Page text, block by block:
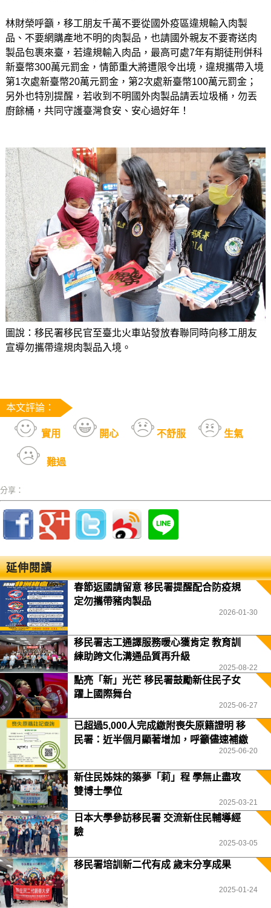
林財榮呼籲，移工朋友千萬不要從國外疫區違規輸入肉製
品、不要網購產地不明的肉製品，也請國外親友不要寄送肉
製品包裹來臺，若違規輸入肉品，最高可處7年有期徒刑併科
新臺幣300萬元罰金，情節重大將遭限令出境，違規攜帶入境
第1次處新臺幣20萬元罰金，第2次處新臺幣100萬元罰金；
另外也特別提醒，若收到不明國外肉製品請丟垃圾桶，勿丟
廚餘桶，共同守護臺灣食安、安心過好年！
圖說：移民署移民官至臺北火車站發放春聯同時向移工朋友
宣導勿攜帶違規肉製品入境。
本文評論：
實用 開心 不舒服 生氣
難過
分享：
延伸閱讀
春節返國請留意 移民署提醒配合防疫規
定勿攜帶豬肉製品
2026-01-30
移民署志工通譯服務暖心獲肯定 教育訓
練助跨文化溝通品質再升級
2025-08-22
點亮「新」光芒 移民署鼓勵新住民子女
躍上國際舞台
2025-06-27
已超過5,000人完成繳附喪失原籍證明 移
民署：近半個月顯著增加，呼籲儘速補繳
2025-06-20
新住民姊妹的築夢「莉」程 學無止盡攻
雙博士學位
2025-03-21
日本大學參訪移民署 交流新住民輔導經
驗
2025-03-05
移民署培訓新二代有成 歲末分享成果
2025-01-24